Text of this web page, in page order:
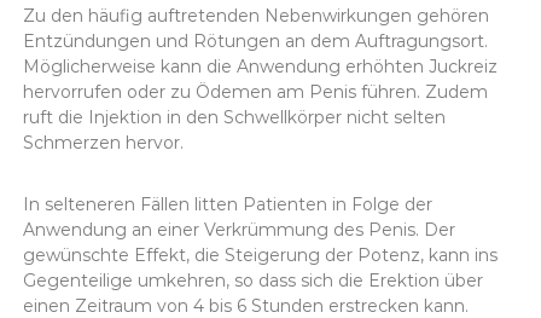
Zu den häufig auftretenden Nebenwirkungen gehören
Entzündungen und Rötungen an dem Auftragungsort.
Möglicherweise kann die Anwendung erhöhten Juckreiz
hervorrufen oder zu Ödemen am Penis führen. Zudem
ruft die Injektion in den Schwellkörper nicht selten
Schmerzen hervor.
In selteneren Fällen litten Patienten in Folge der
Anwendung an einer Verkrümmung des Penis. Der
gewünschte Effekt, die Steigerung der Potenz, kann ins
Gegenteilige umkehren, so dass sich die Erektion über
einen Zeitraum von 4 bis 6 Stunden erstrecken kann.